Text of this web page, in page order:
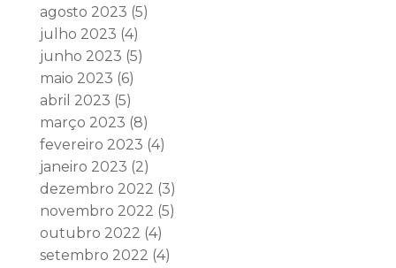
agosto 2023 (5)
julho 2023 (4)
junho 2023 (5)
maio 2023 (6)
abril 2023 (5)
março 2023 (8)
fevereiro 2023 (4)
janeiro 2023 (2)
dezembro 2022 (3)
novembro 2022 (5)
outubro 2022 (4)
setembro 2022 (4)